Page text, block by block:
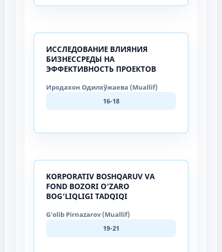
ИССЛЕДОВАНИЕ ВЛИЯНИЯ
БИЗНЕССРЕДЫ НА
ЭФФЕКТИВНОСТЬ ПРОЕКТОВ
Иродахон Одилхўжаева (Muallif)
16-18
KORPORATIV BOSHQARUV VA
FOND BOZORI O‘ZARO
BOG‘LIQLIGI TADQIQI
G‘olib Pirnazarov (Muallif)
19-21